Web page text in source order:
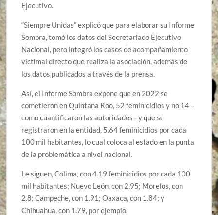
Ejecutivo.
“Siempre Unidas” explicó que para elaborar su Informe
Sombra, tomó los datos del Secretariado Ejecutivo
Nacional, pero integró los casos de acompañamiento
victimal directo que realiza la asociación, además de
los datos publicados a través de la prensa.
Así, el Informe Sombra expone que en 2022 se
cometieron en Quintana Roo, 52 feminicidios y no 14 –
como cuantificaron las autoridades– y que se
registraron en la entidad, 5.64 feminicidios por cada
100 mil habitantes, lo cual coloca al estado en la punta
de la problemática a nivel nacional.
Le siguen, Colima, con 4.19 feminicidios por cada 100
mil habitantes; Nuevo León, con 2.95; Morelos, con
2.8; Campeche, con 1.91; Oaxaca, con 1.84; y
Chihuahua, con 1.79, por ejemplo.